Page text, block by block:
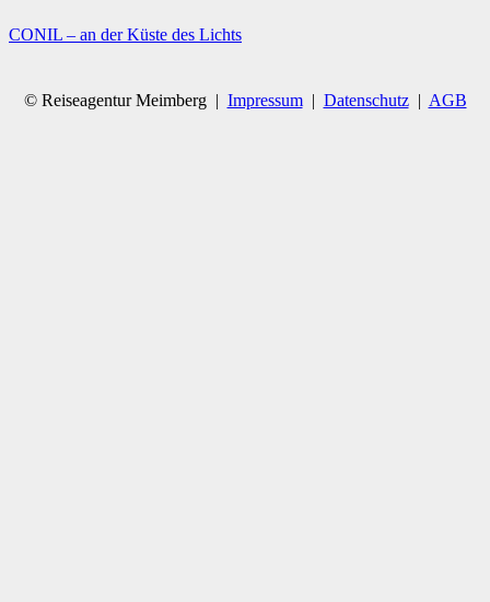
CONIL – an der Küste des Lichts
© Reiseagentur Meimberg | Impressum| Datenschutz| AGB